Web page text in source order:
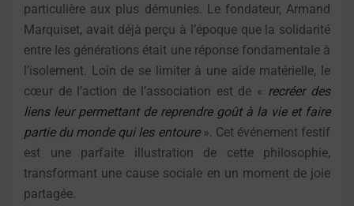
particulière aux plus démunies. Le fondateur, Armand
Marquiset, avait déjà perçu à l’époque que la solidarité
entre les générations était une réponse fondamentale à
l’isolement. Loin de se limiter à une aide matérielle, le
cœur de l’action de l’association est de « recréer des
liens leur permettant de reprendre goût à la vie et faire
partie du monde qui les entoure». Cet événement festif
est une parfaite illustration de cette philosophie,
transformant une cause sociale en un moment de joie
partagée.